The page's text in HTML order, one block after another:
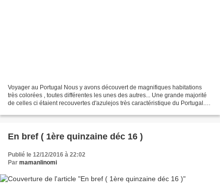
Voyager au Portugal Nous y avons découvert de magnifiques habitations
très colorées , toutes différentes les unes des autres... Une grande majorité
de celles ci étaient recouvertes d'azulejos très caractéristique du Portugal.
En bref ( 1ère quinzaine déc 16 )
Publié le 12/12/2016 à 22:02
Par mamanlinomi